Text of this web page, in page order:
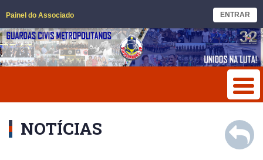
Painel do Associado ENTRAR
NOTÍCIAS